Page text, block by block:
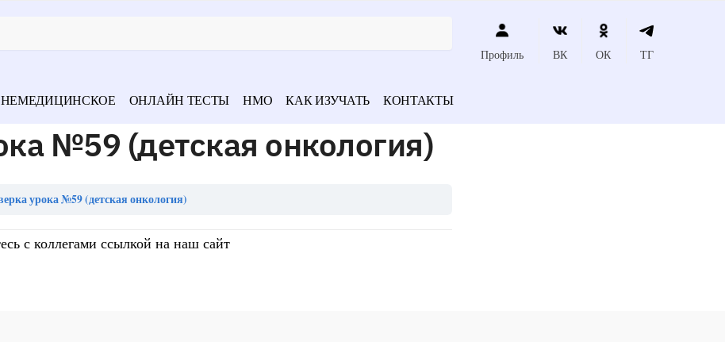
Профиль ВК ОК ТГ
НЕМЕДИЦИНСКОЕ ОНЛАЙН ТЕСТЫ НМО КАК ИЗУЧАТЬ КОНТАКТЫ
№59 (детская онкология)
урока №59 (детская онкология)
с коллегами ссылкой на наш сайт